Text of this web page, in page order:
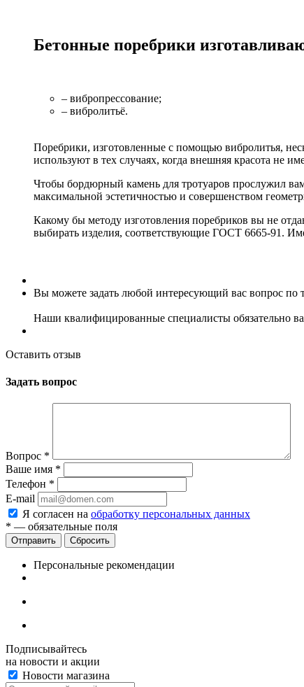
Бетонные поребрики
– вибропрессование;
– вибролитьё.
Поребрики, изготовленные с помощью вибролитья,
используют в тех случаях, когда внешняя красота не
Чтобы бордюрный камень для тротуаров прослужил
максимальной эстетичностью и совершенством
Какому бы методу изготовления поребриков вы не
выбирать изделия, соответствующие ГОСТ 6665-91.
Вы можете задать любой интересующий вас вопрос по
Наши квалифицированные специалисты обязательно
Оставить отзыв
Задать вопрос
Вопрос *
Ваше имя *
Телефон *
E-mail
Я согласен на обработку персональных данных
* — обязательные поля
Сбросить
Персональные рекомендации
Подписывайтесь
на новости и акции
Новости магазина